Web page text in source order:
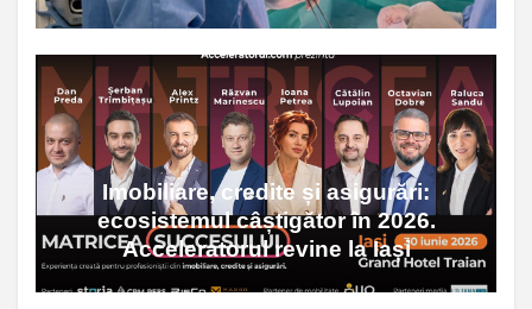
Imobiliare, credite și asigurări:
ecosistemul câștigător în 2026.
Acceleratorul revine la Iași